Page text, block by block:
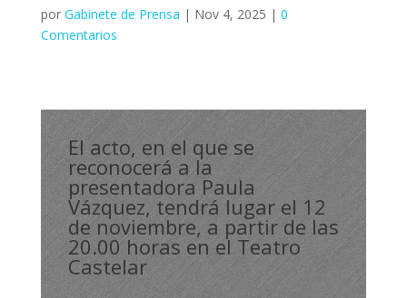
por Gabinete de Prensa | Nov 4, 2025 | 0
Comentarios
El acto, en el que se
reconocerá a la
presentadora Paula
Vázquez, tendrá lugar el 12
de noviembre, a partir de las
20.00 horas en el Teatro
Castelar